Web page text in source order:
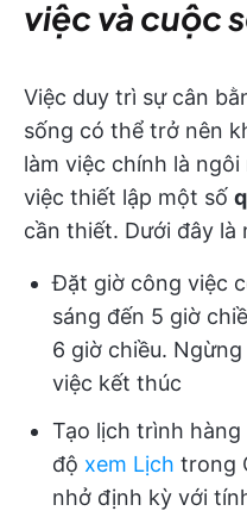
việc và cuộc
Việc duy trì sự cân
sống có thể trở nên
làm việc chính là
việc thiết lập một số
cần thiết. Dưới đây là
Đặt giờ công việc
sáng đến 5 giờ
6 giờ chiều.
việc kết thúc
Tạo lịch trình
độ xem Lịch trong
nhở định kỳ với